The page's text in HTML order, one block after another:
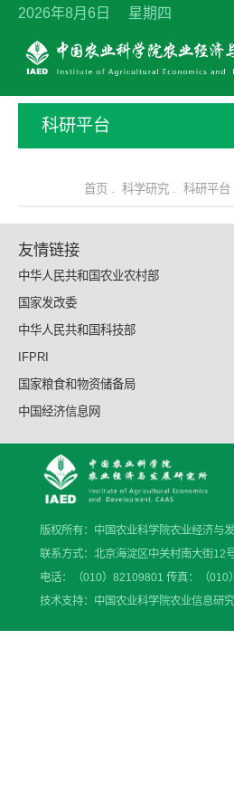
2026年8月6日 星期四
科研平台
首页 . 科学研究 . 科研平台 .
友情链接
中华人民共和国农业农村部
国家发改委
中华人民共和国科技部
IFPRI
国家粮食和物资储备局
中国经济信息网
版权所有：中国农业科学院农业经济与
联系方式：北京海淀区中关村南大街12
电话：（010）82109801 传真：（
技术支持：中国农业科学院农业信息研